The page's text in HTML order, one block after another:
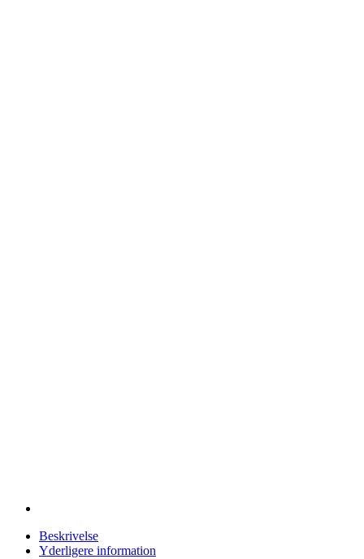
Beskrivelse
Yderligere information